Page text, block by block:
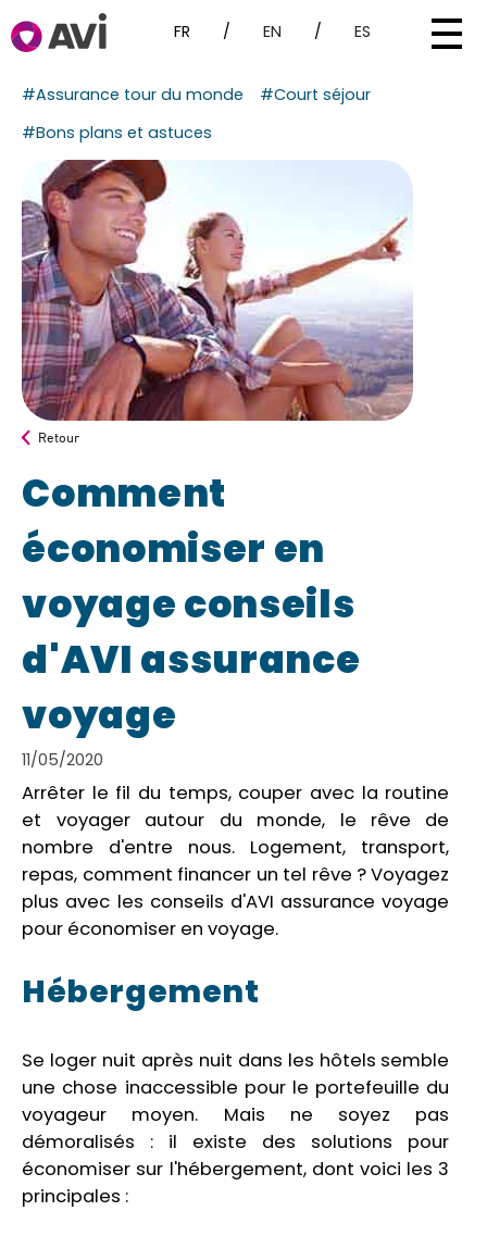
FR / EN / ES
#Assurance tour du monde
#Court séjour
#Bons plans et astuces
Retour
Comment
économiser en
voyage conseils
d'AVI assurance
voyage
11/05/2020
Arrêter le fil du temps, couper avec la routine
et voyager autour du monde, le rêve de
nombre d'entre nous. Logement, transport,
repas, comment financer un tel rêve ? Voyagez
plus avec les conseils d'AVI assurance voyage
pour économiser en voyage.
Hébergement
Se loger nuit après nuit dans les hôtels semble
une chose inaccessible pour le portefeuille du
voyageur moyen. Mais ne soyez pas
démoralisés : il existe des solutions pour
économiser sur l'hébergement, dont voici les 3
principales :